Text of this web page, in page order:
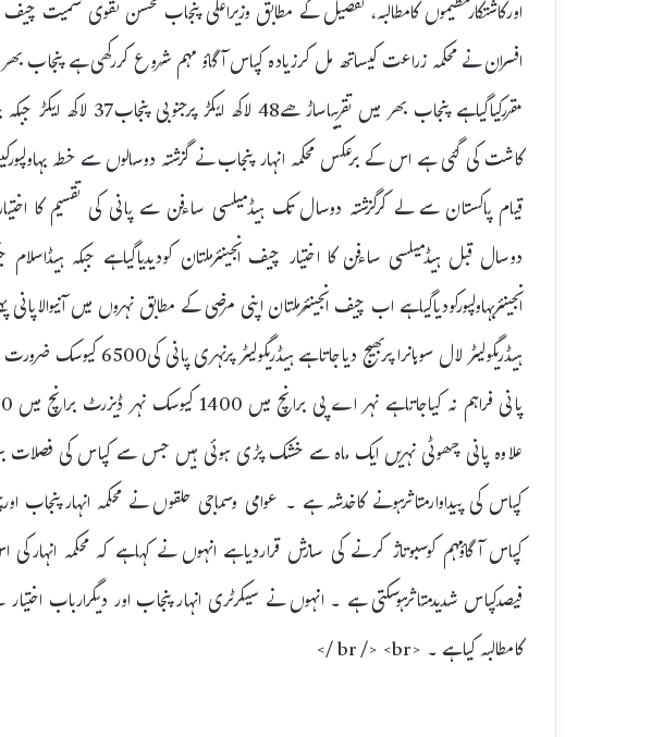
اورکاشتکارتنظیموں کامطالبہ، تفصیل کے مطابق وزیراعلی پنجاب محسن نقوی سمیت
کاشت کی گئی ہے اس کے برعکس محکمہ انہار پنجاب نے گزشتہ دوسالوں سے خطہ
قیام پاکستان سے لے کرگزشتہ دوسال تک ہیڈمیلسی ساءفن سے پانی کی تقسیم کا
دوسال قبل ہیڈمیلسی ساءفن کا اختیار چیف انجینئرملتان کودیدیاگیاہے جبکہ
انجینئربہاولپورکودیاگیاہے اب چیف انجینئرملتان اپنی مرضی کے مطابق نہروں میں
علاوہ پانی چھوٹی نہریں ایک ماہ سے خشک پڑی ہوئی ہیں جس سے کپاس کی
کپاس کی پیداوارمتاثرہونے کاخدشہ ہے ۔ عوامی وسماجی حلقوں نے محکمہ انہارپنجاب
فیصدکپاس شدیدمتاثرہوسکتی ہے ۔ انہوں نے سیکرٹری انہارپنجاب اور دیگرارباب
کامطالبہ کیاہے ۔ <br /> <br />